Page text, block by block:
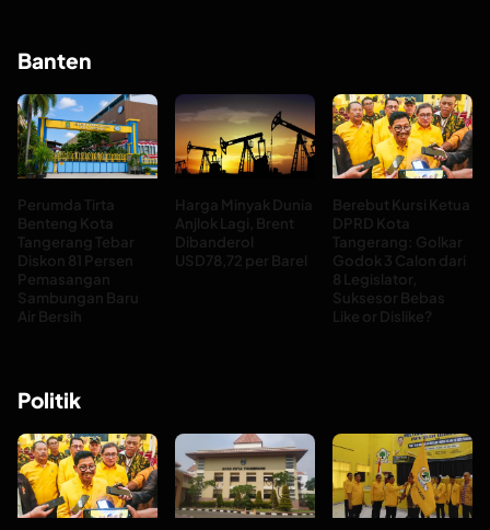
Banten
Perumda Tirta
Benteng Kota
Tangerang Tebar
Diskon 81 Persen
Pemasangan
Sambungan Baru
Air Bersih
Harga Minyak Dunia
Anjlok Lagi, Brent
Dibanderol
USD78,72 per Barel
Berebut Kursi Ketua
DPRD Kota
Tangerang: Golkar
Godok 3 Calon dari
8 Legislator,
Suksesor Bebas
Like or Dislike?
Politik